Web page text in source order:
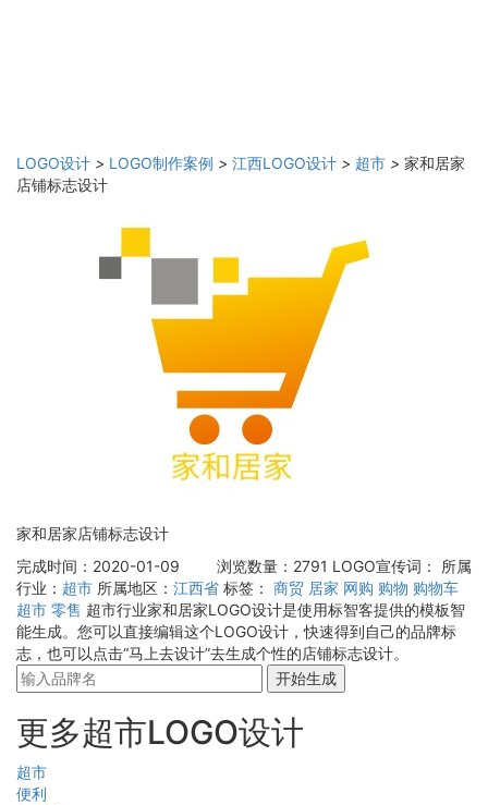
LOGO设计 > LOGO制作案例 > 江西LOGO设计 > 超市 > 家和居家
店铺标志设计
家和居家店铺标志设计
完成时间：2020-01-09
浏览数量：2791 LOGO宣传词：
所属
行业： 超市 所属地区： 江西省 标签： 商贸 居家 网购 购物 购物车
超市 零售 超市行业家和居家LOGO设计是使用标智客提供的模板智
能生成。您可以直接编辑这个LOGO设计，快速得到自己的品牌标
志，也可以点击“马上去设计”去生成个性的店铺标志设计。
开始生成
更多超市LOGO设计
超市
便利